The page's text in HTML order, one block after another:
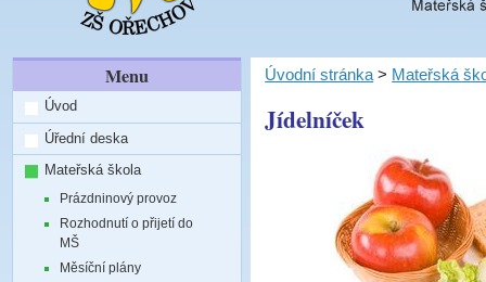
Menu
Úvod
Úřední deska
Mateřská škola
Prázdninový provoz
Rozhodnutí o přijetí do
MŠ
Měsíční plány
Úvodní stránka > Mateřská
Jídelníček